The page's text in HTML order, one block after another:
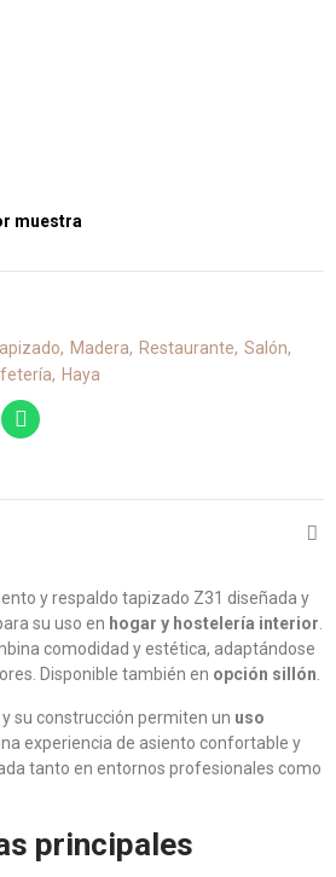
muestra
Madera Restaurante Salón
Haya
y respaldo tapizado Z31 diseñada y
su uso en hogar y hostelería interior
comodidad y estética, adaptándose
Disponible también en opción sillón
su construcción permiten un uso
experiencia de asiento confortable y
tanto en entornos profesionales como
principales